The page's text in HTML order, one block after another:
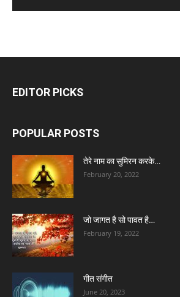
EDITOR PICKS
POPULAR POSTS
तेरे नाम का सुमिरन करके…
February 20, 2022
जो जागत है सो पावत है…
February 19, 2022
गीत संगीत
June 20, 2023